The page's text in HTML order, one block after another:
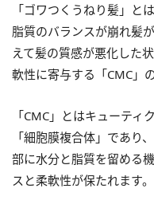
「ゴワつくうねり髪」と
脂質のバランスが崩れ髪
えて髪の質感が悪化した
軟性に寄与する「CMC」
「CMC」とはキューテ
「細胞膜複合体」であり
部に水分と脂質を留める
スと柔軟性が保たれます。